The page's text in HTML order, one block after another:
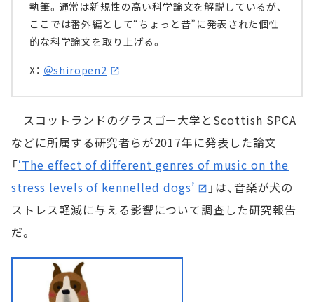
執筆。通常は新規性の高い科学論文を解説しているが、
ここでは番外編として“ちょっと昔”に発表された個性
的な科学論文を取り上げる。
X： ＠shiropen2
スコットランドのグラスゴー大学とScottish SPCA
などに所属する研究者らが2017年に発表した論文
「‘The effect of different genres of music on the
stress levels of kennelled dogs’
」は、音楽が犬の
ストレス軽減に与える影響について調査した研究報告
だ。